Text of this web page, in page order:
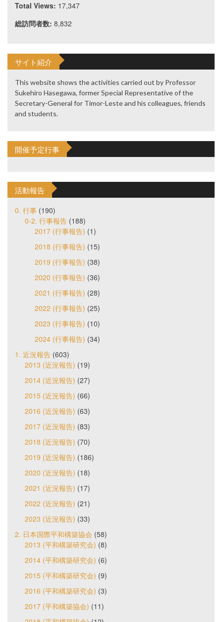
Total Views: 17,347
総訪問者数: 8,832
サイト紹介
This website shows the activities carried out by Professor
Sukehiro Hasegawa, former Special Representative of the
Secretary-General for Timor-Leste and his colleagues, friends
and students.
開催予定行事
活動報告
0. 行事 (190)
0-2. 行事報告 (188)
2017 (行事報告) (1)
2018 (行事報告) (15)
2019 (行事報告) (38)
2020 (行事報告) (36)
2021 (行事報告) (28)
2022 (行事報告) (25)
2023 (行事報告) (10)
2024 (行事報告) (34)
1. 近況報告 (603)
2013 (近況報告) (19)
2014 (近況報告) (27)
2015 (近況報告) (66)
2016 (近況報告) (63)
2017 (近況報告) (83)
2018 (近況報告) (70)
2019 (近況報告) (186)
2020 (近況報告) (18)
2021 (近況報告) (17)
2022 (近況報告) (21)
2023 (近況報告) (33)
2. 日本国際平和構築協会 (58)
2013 (平和構築研究会) (8)
2014 (平和構築研究会) (6)
2015 (平和構築研究会) (9)
2016 (平和構築研究会) (3)
2017 (平和構築協会) (11)